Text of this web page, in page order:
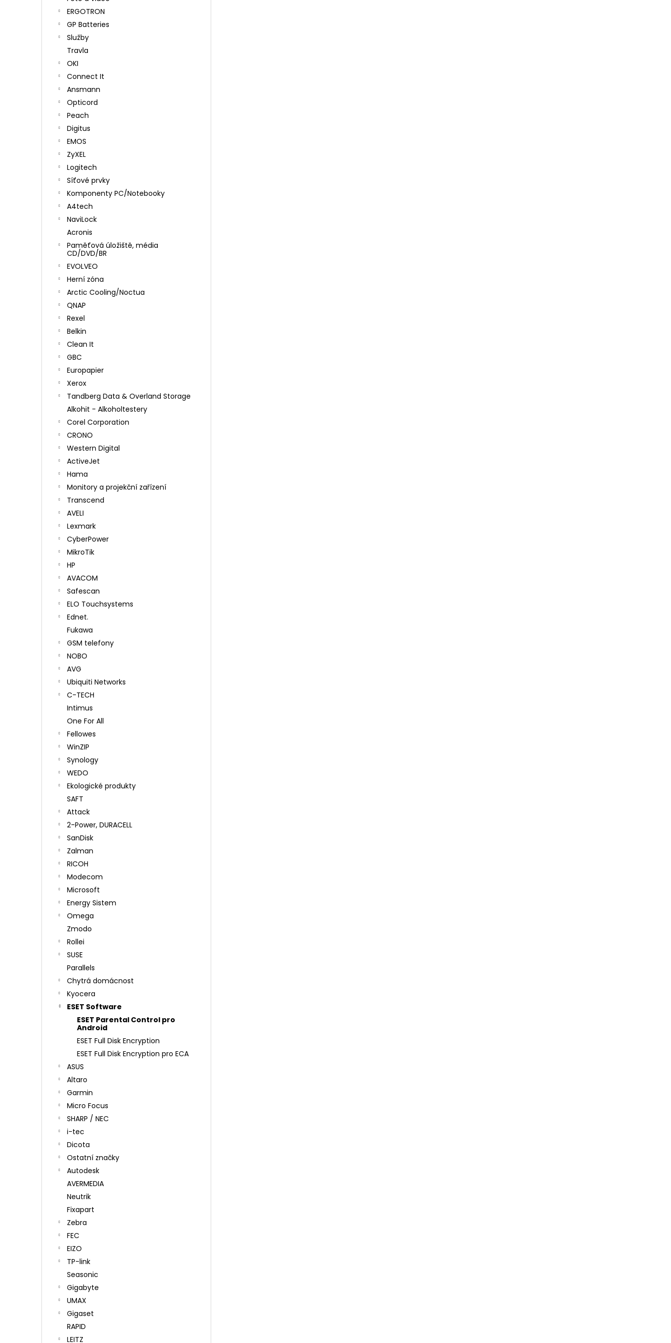
ERGOTRON
GP Batteries
Služby
Travla
OKI
Connect It
Ansmann
Opticord
Peach
Digitus
EMOS
ZyXEL
Logitech
Síťové prvky
Komponenty PC/Notebooky
A4tech
NaviLock
Acronis
Paměťová úložiště, média
CD/DVD/BR
EVOLVEO
Herní zóna
Arctic Cooling/Noctua
QNAP
Rexel
Belkin
Clean It
GBC
Europapier
Xerox
Tandberg Data & Overland Storage
Alkohit - Alkoholtestery
Corel Corporation
CRONO
Western Digital
ActiveJet
Hama
Monitory a projekční zařízení
Transcend
AVELI
Lexmark
CyberPower
MikroTik
HP
AVACOM
Safescan
ELO Touchsystems
Ednet.
Fukawa
GSM telefony
NOBO
AVG
Ubiquiti Networks
C-TECH
Intimus
One For All
Fellowes
WinZIP
Synology
WEDO
Ekologické produkty
SAFT
Attack
2-Power, DURACELL
SanDisk
Zalman
RICOH
Modecom
Microsoft
Energy Sistem
Omega
Zmodo
Rollei
SUSE
Parallels
Chytrá domácnost
Kyocera
ESET Software
ESET Parental Control pro
Android
ESET Full Disk Encryption
ESET Full Disk Encryption pro ECA
ASUS
Altaro
Garmin
Micro Focus
SHARP / NEC
i-tec
Dicota
Ostatní značky
Autodesk
AVERMEDIA
Neutrik
Fixapart
Zebra
FEC
EIZO
TP-link
Seasonic
Gigabyte
UMAX
Gigaset
RAPID
LEITZ